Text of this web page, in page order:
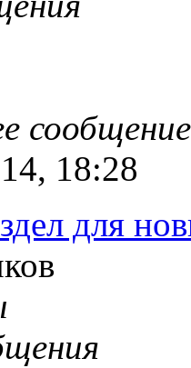
сообщение
18:28
для